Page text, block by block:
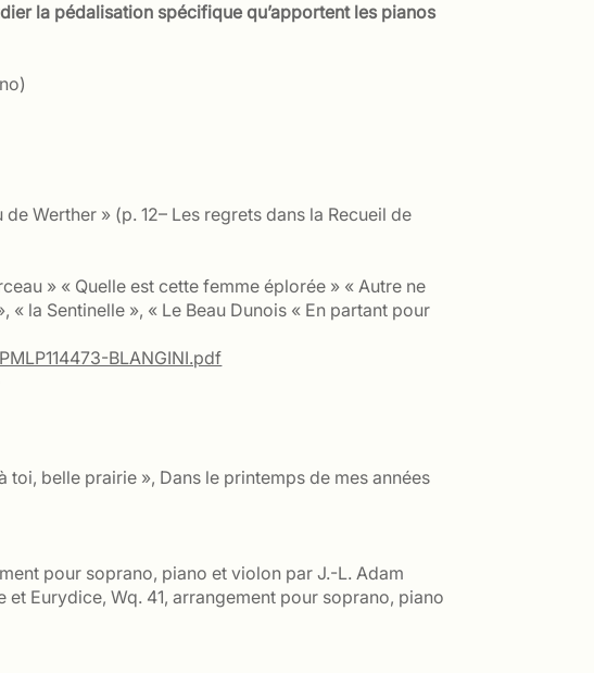
la pédalisation spécifique qu’apportentlespianos
Werther » (p. 12– Les regrets dans la Recueil de
» « Quelle est cette femme éplorée » « Autre ne
« la Sentinelle », « Le Beau Dunois « En partant pour
BLANGINI.pdf
toi, belle prairie », Dans le printemps de mes années
pour soprano, piano et violon par J.-L. Adam
et Eurydice, Wq. 41, arrangement pour soprano, piano